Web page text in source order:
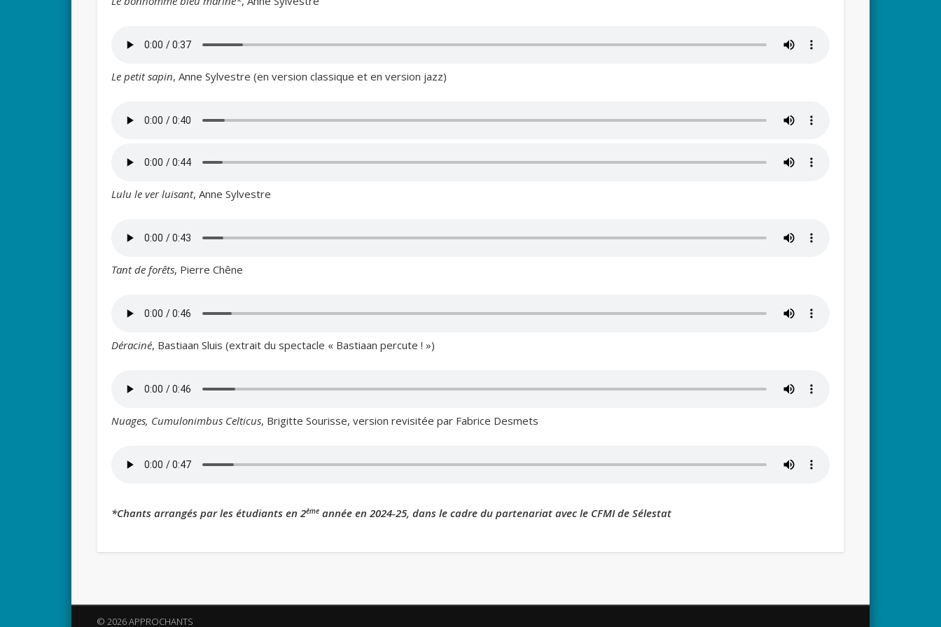
Le petit sapin, Anne Sylvestre (en version classique et en version jazz)
Lulu le ver luisant, Anne Sylvestre
Tant de forêts, Pierre Chêne
Déraciné, Bastiaan Sluis (extrait du spectacle « Bastiaan percute ! »)
Nuages, Cumulonimbus Celticus, Brigitte Sourisse, version revisitée par Fabrice Desmets
*Chants arrangés par les étudiants en 2èmeannée en 2024-25, dans le cadre du partenariat avec le CFMI de Sélestat
© 2026 APPROCHANTS